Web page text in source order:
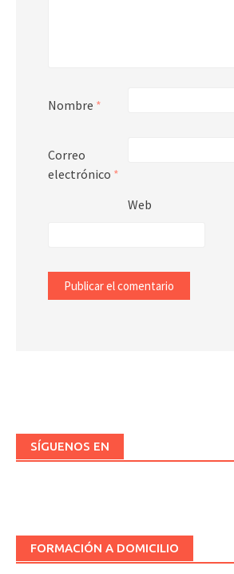
Nombre *
Correo
electrónico *
Web
SÍGUENOS EN
FORMACIÓN A DOMICILIO